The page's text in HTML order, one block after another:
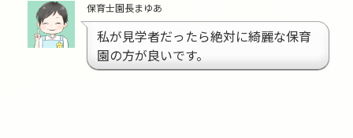
保育士園長まゆあ
私が見学者だったら絶対に綺麗な保育
園の方が良いです。